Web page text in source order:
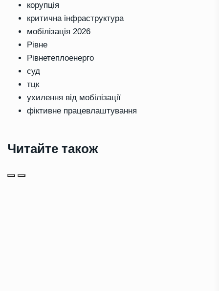
корупція
критична інфраструктура
мобілізація 2026
Рівне
Рівнетеплоенерго
суд
тцк
ухилення від мобілізації
фіктивне працевлаштування
Читайте також